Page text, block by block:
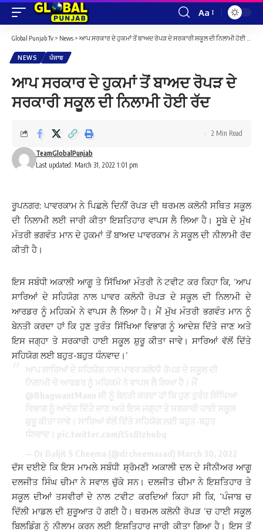
Font
Resizer
Aa
Global Punjab Tv > News > ਆਪ ਸਰਕਾਰ ਦੇ ਹੁਕਮਾਂ ਤੋਂ ਬਾਅਦ ਰੋਪੜ ਦੇ ਸਰਕਾਰੀ ਸਕੂਲ ਦੀ ਨਿਲਾਮੀ ਹੋਈ ਰੱਦ
NEWS ਪੰਜਾਬ
ਆਪ ਸਰਕਾਰ ਦੇ ਹੁਕਮਾਂ ਤੋਂ ਬਾਅਦ ਰੋਪੜ ਦੇ
ਸਰਕਾਰੀ ਸਕੂਲ ਦੀ ਨਿਲਾਮੀ ਹੋਈ ਰੱਦ
Last updated: March 31, 2022 1:01 pm
TeamGlobalPunjab
2 Min Read
ਰੂਪਨਗਰ: ਪਾਵਰਕਾਮ ਨੇ ਪਿਛਲੇ ਦਿਨੀਂ ਰੋਪੜ ਦੀ ਥਰਮਲ ਕਲੋਨੀ ਸਥਿਤ ਸਕੂਲ
ਦੀ ਨਿਲਾਮੀ ਲਈ ਜਾਰੀ ਕੀਤਾ ਇਸ਼ਤਿਹਾਰ ਵਾਪਸ ਲੈ ਲਿਆ ਹੈ। ਸੂਬੇ ਦੇ ਮੁੱਖ
ਮੰਤਰੀ ਭਗਵੰਤ ਮਾਨ ਦੇ ਹੁਕਮਾਂ ਤੋਂ ਬਾਅਦ ਪਾਵਰਕਾਮ ਨੇ ਸਕੂਲ ਦੀ ਨੀਲਾਮੀ ਰੱਦ
ਕੀਤੀ ਹੈ।
ਇਸ ਸਬੰਧੀ ਅਕਾਲੀ ਆਗੂ ਤੇ ਸਿੱਖਿਆ ਮੰਤਰੀ ਨੇ ਟਵੀਟ ਕਰ ਕਿਹਾ ਕਿ, ‘ਆਪ
ਸਾਰਿਆਂ ਦੇ ਸਹਿਯੋਗ ਨਾਲ ਪਾਵਰ ਕਲੋਨੀ ਰੋਪੜ ਦੇ ਸਕੂਲ ਦੀ ਨਿਲਾਮੀ ਦੇ
ਆਰਡਰ ਨੂੰ ਮਹਿਕਮੇ ਨੇ ਵਾਪਸ ਲੈ ਲਿਆ ਹੈ। ਮੈਂ ਮੁੱਖ ਮੰਤਰੀ ਭਗਵੰਤ ਮਾਨ ਨੂੰ
ਬੇਨਤੀ ਕਰਦਾ ਹਾਂ ਕਿ ਹੁਣ ਤੁਰੰਤ ਸਿੱਖਿਆ ਵਿਭਾਗ ਨੂੰ ਆਦੇਸ਼ ਦਿੱਤੇ ਜਾਣ ਅਤੇ
ਇਸ ਜਗ੍ਹਾ ਤੇ ਸਰਕਾਰੀ ਹਾਈ ਸਕੂਲ ਸ਼ੁਰੂ ਕੀਤਾ ਜਾਵੇ। ਸਾਰਿਆਂ ਵੱਲੋਂ ਦਿੱਤੇ
ਸਹਿਯੋਗ ਲਈ ਬਹੁਤ-ਬਹੁਤ ਧੰਨਵਾਦ।’
ਦੱਸ ਦਈਏ ਕਿ ਇਸ ਮਾਮਲੇ ਸਬੰਧੀ ਸ਼੍ਰੋਮਣੀ ਅਕਾਲੀ ਦਲ ਦੇ ਸੀਨੀਅਰ ਆਗੂ
ਦਲਜੀਤ ਸਿੰਘ ਚੀਮਾ ਨੇ ਸਵਾਲ ਚੁੱਕੇ ਸਨ। ਦਲਜੀਤ ਚੀਮਾ ਨੇ ਇਸ਼ਤਿਹਾਰ ਤੇ
ਸਕੂਲ ਦੀਆਂ ਤਸਵੀਰਾਂ ਦੇ ਨਾਲ ਟਵੀਟ ਕਰਦਿਆਂ ਕਿਹਾ ਸੀ ਕਿ, ‘ਪੰਜਾਬ ਚ
ਦਿੱਲੀ ਮਾਡਲ ਦੀ ਸ਼ੁਰੂਆਤ ਹੋ ਗਈ ਹੈ। ਥਰਮਲ ਕਲੋਨੀ ਰੋਪੜ ’ਚ ਹਾਈ ਸਕੂਲ
ਬਿਲਡਿੰਗ ਨੂੰ ਨੀਲਾਮ ਕਰਨ ਲਈ ਇਸ਼ਤਿਹਾਰ ਜਾਰੀ ਕੀਤਾ ਗਿਆ ਹੈ। ਇਸ ਤੋਂ